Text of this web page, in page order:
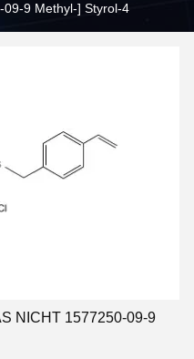
09-9 Methyl-] Styrol-4
NICHT 1577250-09-9